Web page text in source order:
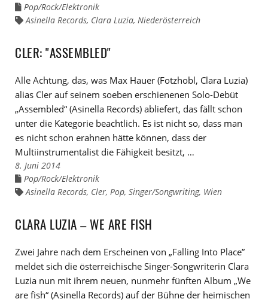
Links
den
Pop/Rock/Elektronik
Links
Asinella Records, Clara Luzia, Niederösterreich
CLER: "ASSEMBLED"
Alle Achtung, das, was Max Hauer (Fotzhobl, Clara Luzia)
alias Cler auf seinem soeben erschienenen Solo-Debüt
„Assembled“ (Asinella Records) abliefert, das fällt schon
unter die Kategorie beachtlich. Es ist nicht so, dass man
es nicht schon erahnen hätte können, dass der
Multiinstrumentalist die Fähigkeit besitzt, …
8. Juni 2014
Links
den
Pop/Rock/Elektronik
Links
Asinella Records, Cler, Pop, Singer/Songwriting, Wien
CLARA LUZIA – WE ARE FISH
Zwei Jahre nach dem Erscheinen von „Falling Into Place”
meldet sich die österreichische Singer-Songwriterin Clara
Luzia nun mit ihrem neuen, nunmehr fünften Album „We
are fish“ (Asinella Records) auf der Bühne der heimischen